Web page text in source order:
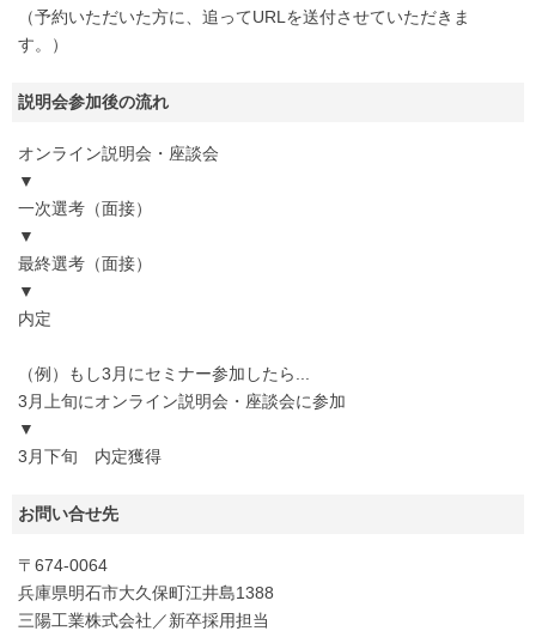
（予約いただいた方に、追ってURLを送付させていただきま
す。）
説明会参加後の流れ
オンライン説明会・座談会
▼
一次選考（面接）
▼
最終選考（面接）
▼
内定
（例）もし3月にセミナー参加したら...
3月上旬にオンライン説明会・座談会に参加
▼
3月下旬 内定獲得
お問い合せ先
〒674-0064
兵庫県明石市大久保町江井島1388
三陽工業株式会社／新卒採用担当